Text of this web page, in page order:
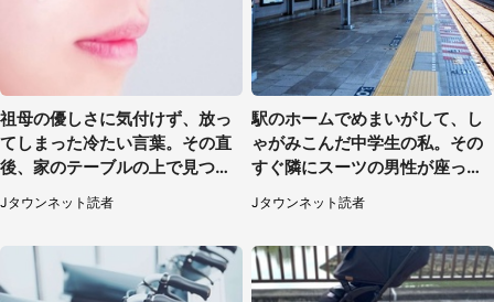
祖母の優しさに気付けず、放っ
てしまった冷たい言葉。その直
後、家のテーブルの上で見つけ
たものは（福岡県・30代女性）
Jタウンネット読者
駅のホームでめまいがして、し
ゃがみこんだ中学生の私。その
すぐ隣にスーツの男性が座って
きて（千葉県・20代女性）
Jタウンネット読者